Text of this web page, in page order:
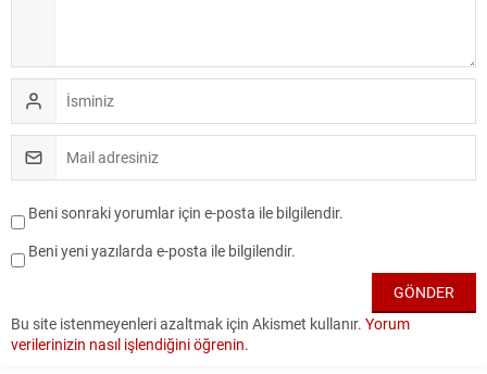
Beni sonraki yorumlar için e-posta ile bilgilendir.
Beni yeni yazılarda e-posta ile bilgilendir.
Bu site istenmeyenleri azaltmak için Akismet kullanır. Yorum
verilerinizin nasıl işlendiğini öğrenin.